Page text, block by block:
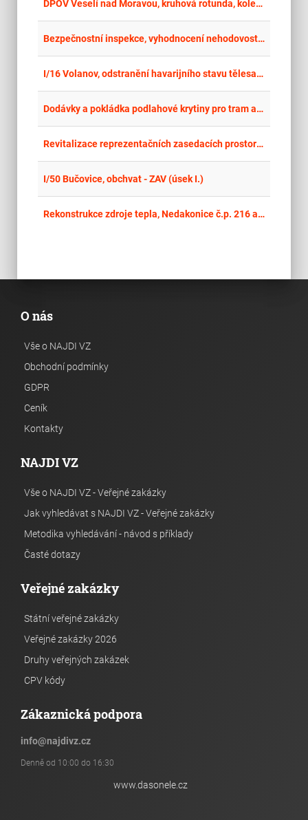
DPOV Veselí nad Moravou, kruhová rotunda, kolej č. 13, 20 - Prodloužení montážního kanálu a úprava nivelace podlahy
Bezpečnostní inspekce, vyhodnocení nehodovosti a kapacitní posouzení silnic I. třídy v ÚK
I/16 Volanov, odstranění havarijního stavu tělesa komunikace
Dodávky a pokládka podlahové krytiny pro tram a bus
Revitalizace reprezentačních zasedacích prostor v objektu Nové radnice
I/50 Bučovice, obchvat - ZAV (úsek I.)
Rekonstrukce zdroje tepla, Nedakonice č.p. 216 a 232
O nás
Vše o NAJDI VZ
Obchodní podmínky
GDPR
Ceník
Kontakty
NAJDI VZ
Vše o NAJDI VZ - Veřejné zakázky
Jak vyhledávat s NAJDI VZ - Veřejné zakázky
Metodika vyhledávání - návod s příklady
Časté dotazy
Veřejné zakázky
Státní veřejné zakázky
Veřejné zakázky 2026
Druhy veřejných zakázek
CPV kódy
Zákaznická podpora
info@najdivz.cz
Denně od 10:00 do 16:30
www.dasonele.cz